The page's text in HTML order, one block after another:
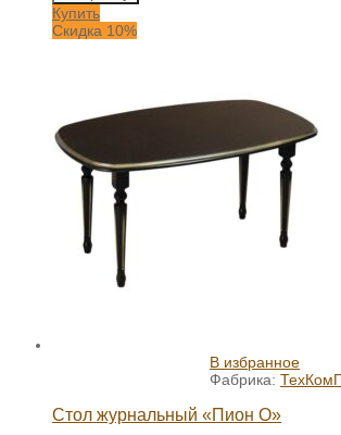
Купить
Скидка 10%
В избранное
Фабрика:
Стол журнальный «Пион О»